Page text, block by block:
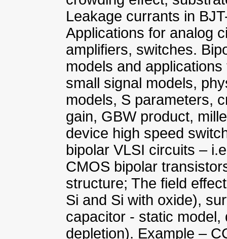
Leakage currants in
Applications for analog
amplifiers, switches.
models and
small signal models,
models, S parameters,
gain, GBW product,
device high speed
bipolar VLSI circuits –
CMOS bipolar
structure; The field
Si and Si with oxide),
capacitor - static
depletion). Example –